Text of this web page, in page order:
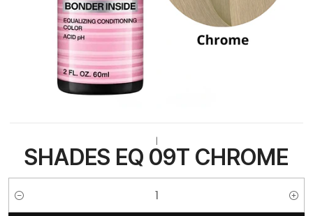
SHADES EQ 09T CHROME
Cantidad